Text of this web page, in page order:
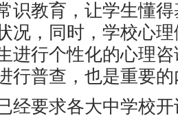
识教育，让学生懂
况，同时，学校心
进行个性化的心理
行普查，也是重要
要求各大中学校开